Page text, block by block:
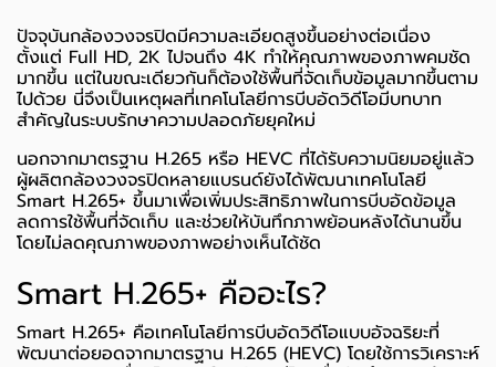
ปัจจุบันกล้องวงจรปิดมีความละเอียดสูงขึ้นอย่างต่อเนื่อง
ตั้งแต่ Full HD, 2K ไปจนถึง 4K ทำให้คุณภาพของภาพคมชัด
มากขึ้น แต่ในขณะเดียวกันก็ต้องใช้พื้นที่จัดเก็บข้อมูลมากขึ้นตาม
ไปด้วย นี่จึงเป็นเหตุผลที่เทคโนโลยีการบีบอัดวิดีโอมีบทบาท
สำคัญในระบบรักษาความปลอดภัยยุคใหม่
นอกจากมาตรฐาน H.265 หรือ HEVC ที่ได้รับความนิยมอยู่แล้ว
ผู้ผลิตกล้องวงจรปิดหลายแบรนด์ยังได้พัฒนาเทคโนโลยี
Smart H.265+ ขึ้นมาเพื่อเพิ่มประสิทธิภาพในการบีบอัดข้อมูล
ลดการใช้พื้นที่จัดเก็บ และช่วยให้บันทึกภาพย้อนหลังได้นานขึ้น
โดยไม่ลดคุณภาพของภาพอย่างเห็นได้ชัด
Smart H.265+ คืออะไร?
Smart H.265+ คือเทคโนโลยีการบีบอัดวิดีโอแบบอัจฉริยะที่
พัฒนาต่อยอดจากมาตรฐาน H.265 (HEVC) โดยใช้การวิเคราะห์